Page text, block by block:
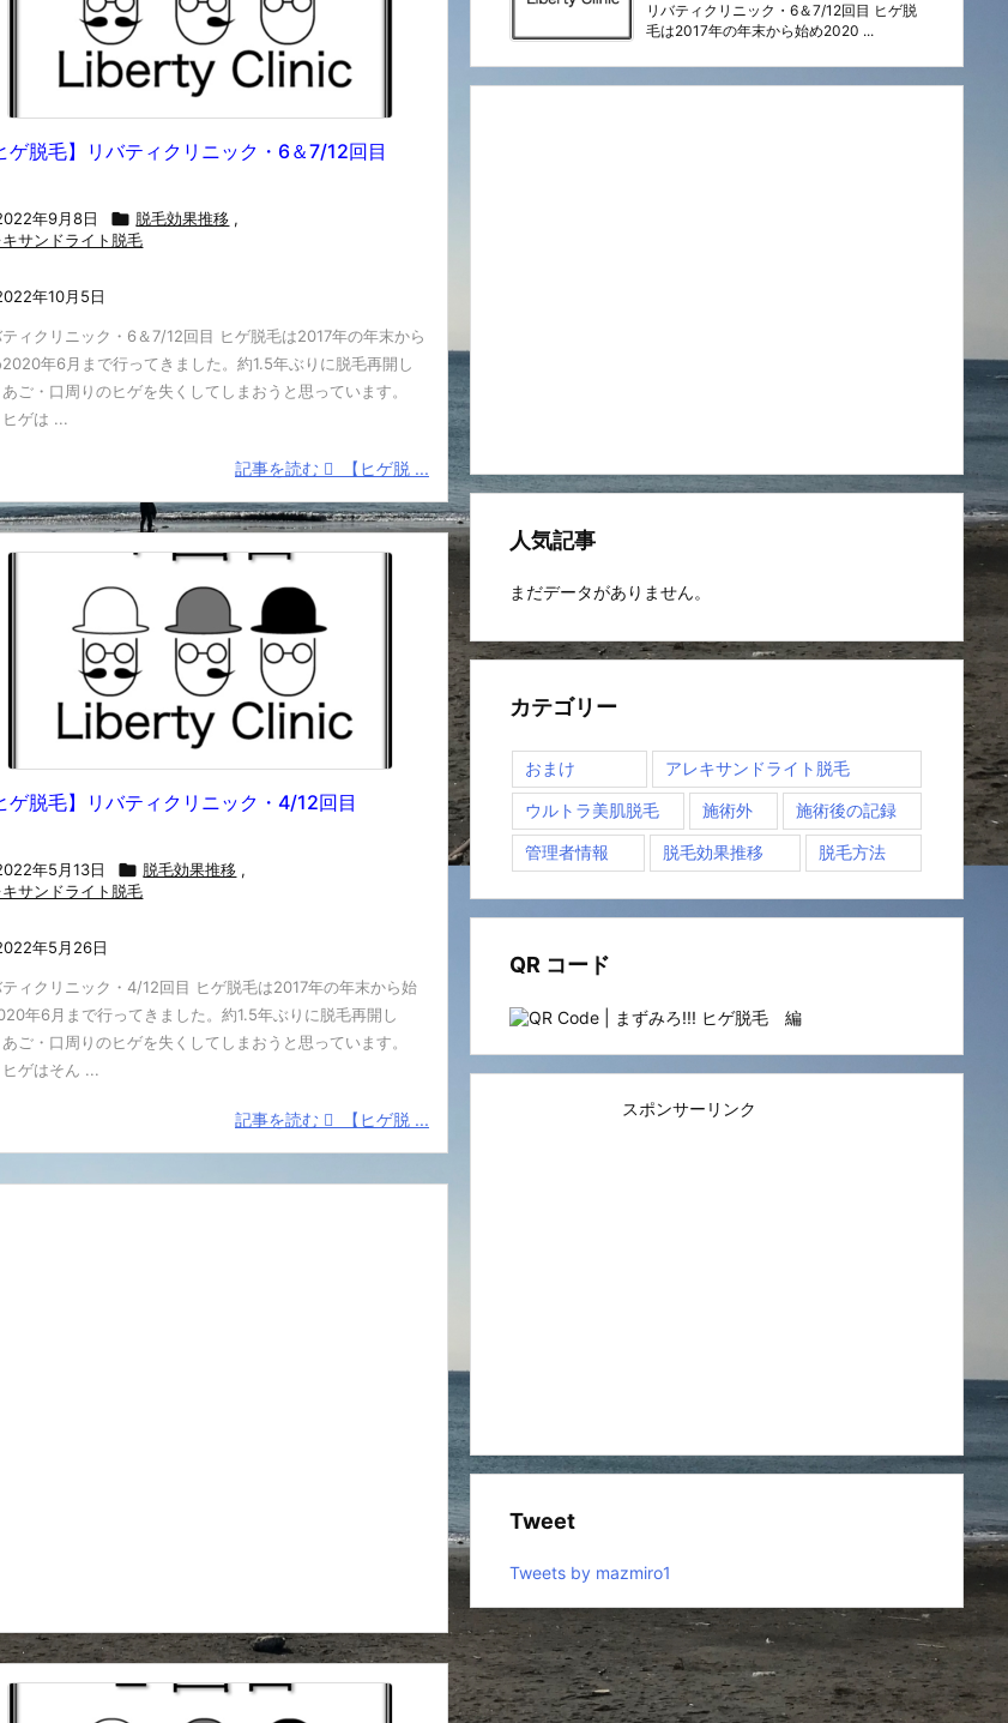
ゲ脱毛】リバティクリニック・6＆7/12回目
年9月8日  脱毛効果推移 ,
サンドライト脱毛
年10月5日
ティクリニック・6＆7/12回目 ヒゲ脱毛は2017年の年末から
年6月まで行ってきました。約1.5年ぶりに脱毛再開し
ご・口周りのヒゲを失くしてしまおうと思っています。
ゲは ...
記事を読む 【ヒゲ脱 ...
ゲ脱毛】リバティクリニック・4/12回目
年5月13日  脱毛効果推移 ,
サンドライト脱毛
年5月26日
ティクリニック・4/12回目 ヒゲ脱毛は2017年の年末から始
年6月まで行ってきました。約1.5年ぶりに脱毛再開し
ご・口周りのヒゲを失くしてしまおうと思っています。
ゲはそん ...
記事を読む 【ヒゲ脱 ...
リバティクリニック・6＆7/12回目 ヒゲ脱
毛は2017年の年末から始め2020 ...
人気記事
まだデータがありません。
カテゴリー
おまけ アレキサンドライト脱毛
ウルトラ美肌脱毛 施術外 施術後の記録
管理者情報 脱毛効果推移 脱毛方法
QR コード
スポンサーリンク
Tweet
Tweets by mazmiro1